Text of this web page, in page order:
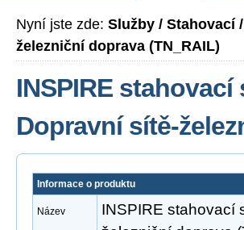
Nyní jste zde: Služby / Stahovací
železniční doprava (TN_RAIL)
INSPIRE
Dopravní sítě-
Informace o produktu
Název
INSPIRE stahovací